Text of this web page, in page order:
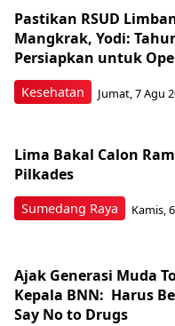
Kesehatan
Pastikan RSUD
Mangkrak, Yodi:
Persiapkan untuk
Jumat, 7 Agu
Sumedang Raya
Lima Bakal Calon
Pilkades
Kamis,
Ajak Generasi Muda
Kepala BNN: Harus
Say No to Drugs